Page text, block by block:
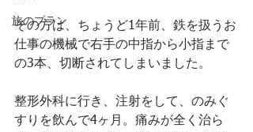
旅のプラン
その方は、ちょうど1年前、鉄を扱うお
仕事の機械で右手の中指から小指まで
の3本、切断されてしまいました。
整形外科に行き、注射をして、のみぐ
すりを飲んで4ヶ月。痛みが全く治ら